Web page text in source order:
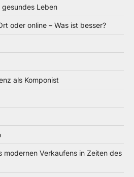
gesundes Leben
oder online – Was ist besser?
als Komponist
modernen Verkaufens in Zeiten des